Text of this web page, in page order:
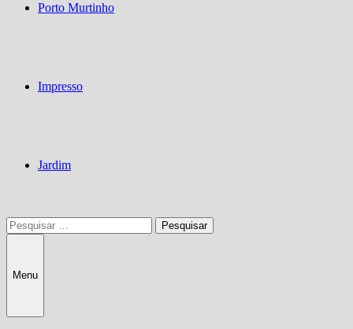
Porto Murtinho
Impresso
Jardim
Pesquisar
por:
Menu